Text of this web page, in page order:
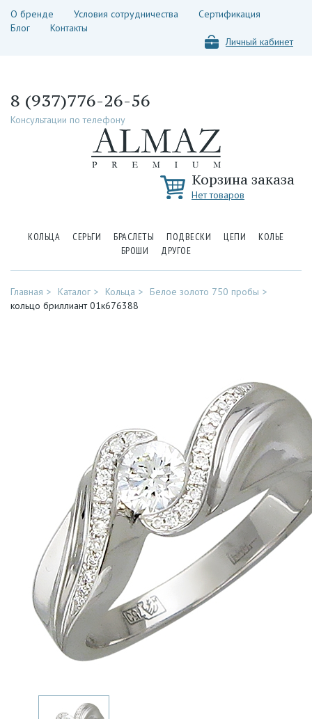
О бренде Условия сотрудничества
Сертификация
Блог
Контакты
Личный кабинет
8 (937)776-26-56
Консультации по телефону
Корзина заказа
Нет товаров
КОЛЬЦА СЕРЬГИ БРАСЛЕТЫ ПОДВЕСКИ ЦЕПИ
КОЛЬЕ
БРОШИ
ДРУГОЕ
Главная Каталог Кольца
Белое золото 750 пробы
кольцо бриллиант 01к676388